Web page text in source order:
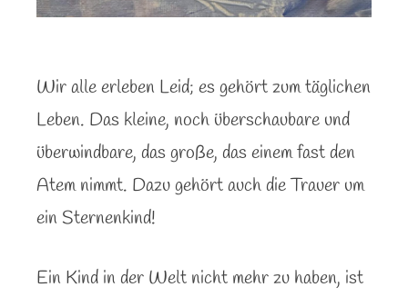
Wir alle erleben Leid; es gehört zum täglichen
Leben. Das kleine, noch überschaubare und
überwindbare, das große, das einem fast den
Atem nimmt. Dazu gehört auch die Trauer um
ein Sternenkind!
Ein Kind in der Welt nicht mehr zu haben, ist